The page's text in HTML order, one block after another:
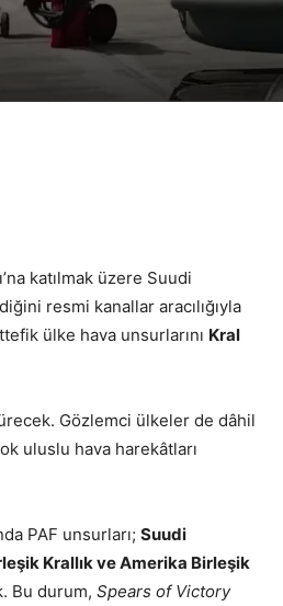
katılmak üzere Suudi
resmi kanallar aracılığıyla
ülke hava unsurlarını Kral
Gözlemci ülkeler de dâhil
uluslu hava harekâtları
PAF unsurları; Suudi
Krallık ve Amerika Birleşik
Bu durum, Spears of Victory